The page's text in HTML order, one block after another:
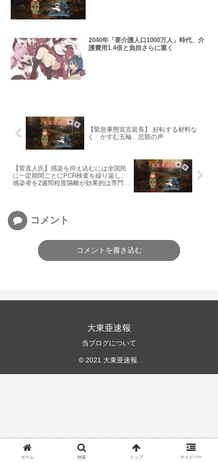
2040年「要介護人口1000万人」時代、介
護費用1.4倍と負担さらに重く
【緊急事態宣言延長】 好転する材料な
く かすむ五輪、悲観の声
【菅直人氏】感染を抑え込むには全国民
に一定期間ごとにPCR検査を繰り返し、
感染者を2週間程度隔離が効果的は専門家
コメント
コメントを書き込む
大東亜速報
当ブログについて
© 2021 大東亜速報.
ホーム 検索 トップ サイドバー